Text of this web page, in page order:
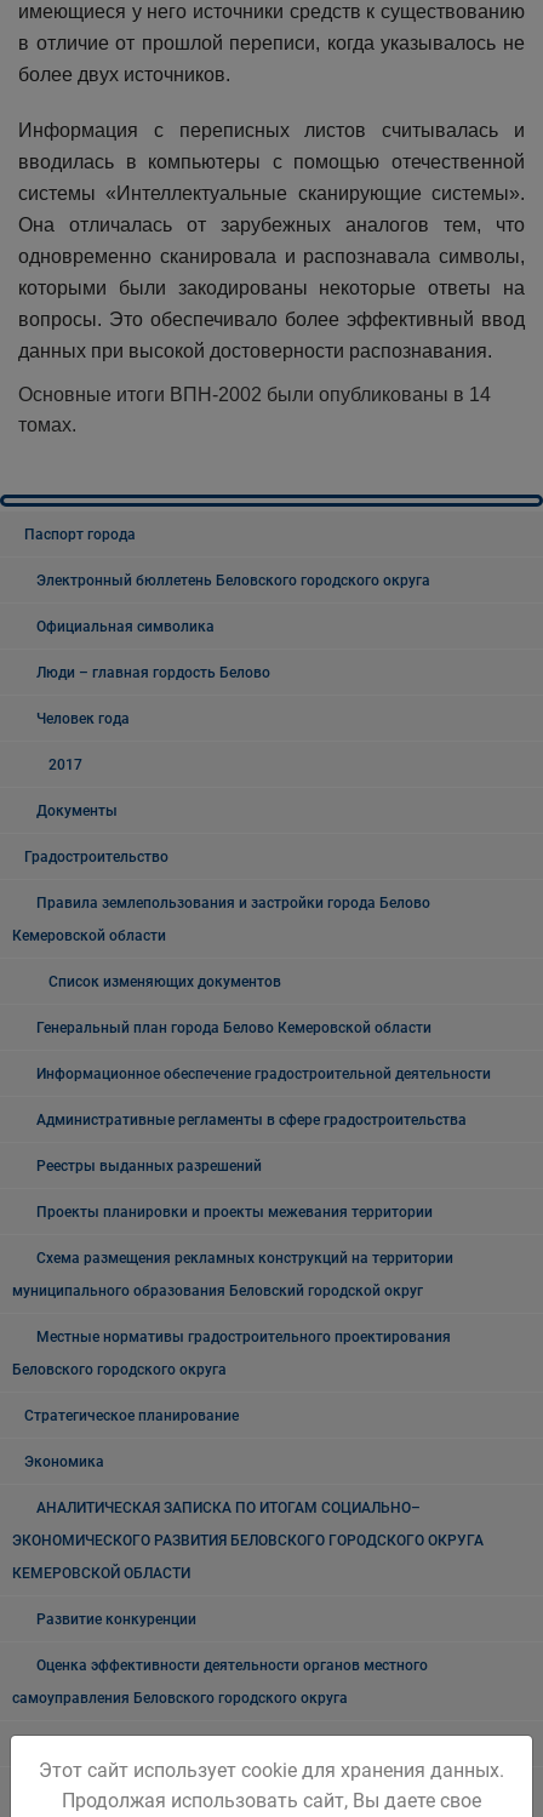
имеющиеся у него источники средств к существованию
в отличие от прошлой переписи, когда указывалось не
более двух источников.
Информация с переписных листов считывалась и
вводилась в компьютеры с помощью отечественной
системы «Интеллектуальные сканирующие системы».
Она отличалась от зарубежных аналогов тем, что
одновременно сканировала и распознавала символы,
которыми были закодированы некоторые ответы на
вопросы. Это обеспечивало более эффективный ввод
данных при высокой достоверности распознавания.
Основные итоги ВПН-2002 были опубликованы в 14
томах.
Паспорт города
Электронный бюллетень Беловского городского округа
Официальная символика
Люди – главная гордость Белово
Человек года
2017
Документы
Градостроительство
Правила землепользования и застройки города Белово
Кемеровской области
Список изменяющих документов
Генеральный план города Белово Кемеровской области
Информационное обеспечение градостроительной деятельности
Административные регламенты в сфере градостроительства
Реестры выданных разрешений
Проекты планировки и проекты межевания территории
Схема размещения рекламных конструкций на территории
муниципального образования Беловский городской округ
Местные нормативы градостроительного проектирования
Беловского городского округа
Стратегическое планирование
Экономика
АНАЛИТИЧЕСКАЯ ЗАПИСКА ПО ИТОГАМ СОЦИАЛЬНО–
ЭКОНОМИЧЕСКОГО РАЗВИТИЯ БЕЛОВСКОГО ГОРОДСКОГО ОКРУГА
КЕМЕРОВСКОЙ ОБЛАСТИ
Развитие конкуренции
Оценка эффективности деятельности органов местного
самоуправления Беловского городского округа
Результаты работы Комиссии по финансовому и экономическому
Этот сайт использует cookie для хранения данных.
Продолжая использовать сайт, Вы даете свое